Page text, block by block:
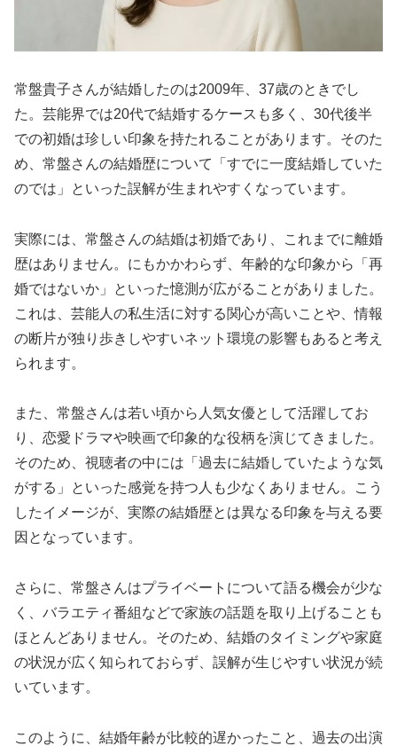
常盤貴子さんが結婚したのは2009年、37歳のときでし
た。芸能界では20代で結婚するケースも多く、30代後半
での初婚は珍しい印象を持たれることがあります。そのた
め、常盤さんの結婚歴について「すでに一度結婚していた
のでは」といった誤解が生まれやすくなっています。
実際には、常盤さんの結婚は初婚であり、これまでに離婚
歴はありません。にもかかわらず、年齢的な印象から「再
婚ではないか」といった憶測が広がることがありました。
これは、芸能人の私生活に対する関心が高いことや、情報
の断片が独り歩きしやすいネット環境の影響もあると考え
られます。
また、常盤さんは若い頃から人気女優として活躍してお
り、恋愛ドラマや映画で印象的な役柄を演じてきました。
そのため、視聴者の中には「過去に結婚していたような気
がする」といった感覚を持つ人も少なくありません。こう
したイメージが、実際の結婚歴とは異なる印象を与える要
因となっています。
さらに、常盤さんはプライベートについて語る機会が少な
く、バラエティ番組などで家族の話題を取り上げることも
ほとんどありません。そのため、結婚のタイミングや家庭
の状況が広く知られておらず、誤解が生じやすい状況が続
いています。
このように、結婚年齢が比較的遅かったこと、過去の出演